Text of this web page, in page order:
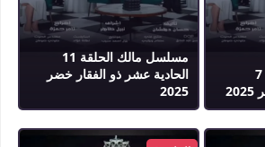
مسلسل مالك الحلقة 7
مسلسل مالك الحلقة 11
الحادية عشر ذو الفقار خضر
2025